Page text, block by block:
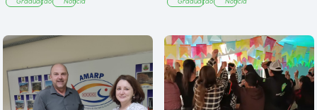
Graduação Notícia Graduação Notícia